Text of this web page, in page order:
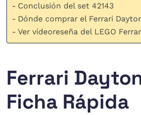
Conclusión del set 42143
Dónde comprar el Ferrari
Ver vídeoreseña del LEGO
Ferrari
Ficha Rápida